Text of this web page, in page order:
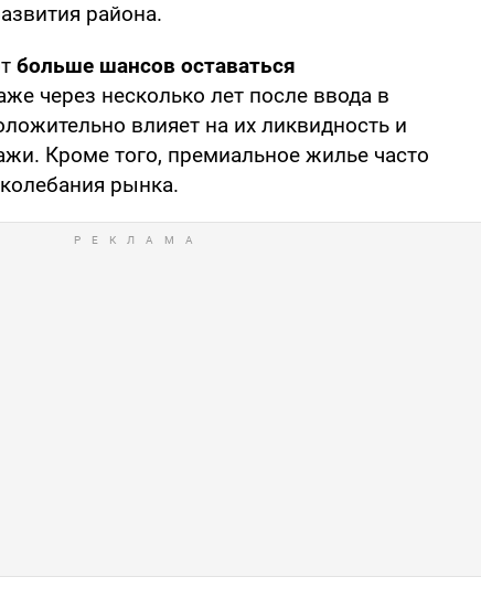
района.
больше шансов оставаться
через несколько лет после ввода в
влияет на их ликвидность и
Кроме того, премиальное жилье часто
рынка.